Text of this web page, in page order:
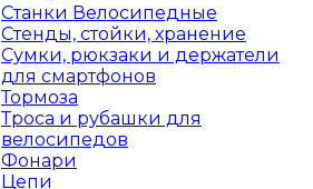
Станки Велосипедные
Стенды, стойки, хранение
Сумки, рюкзаки и держатели
для смартфонов
Тормоза
Троса и рубашки для
велосипедов
Фонари
Цепи